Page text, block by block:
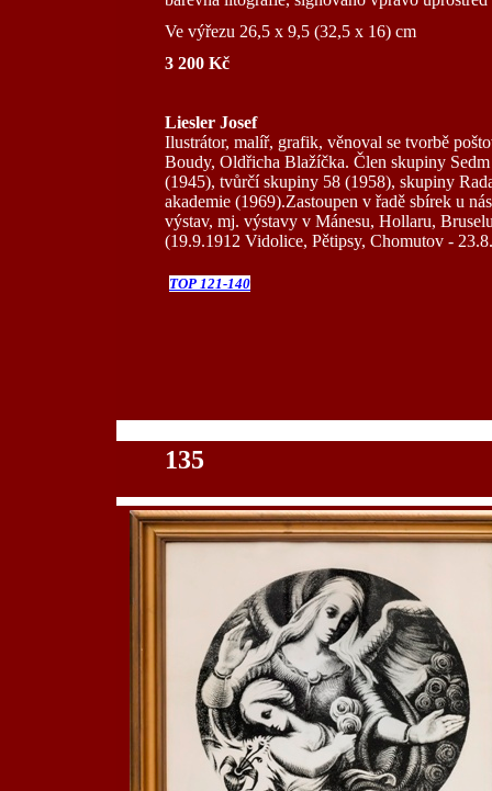
Ve výřezu 26,5 x 9,5 (32,5 x 16) cm
3 200 Kč
Liesler Josef
Ilustrátor, malíř, grafik, věnoval se tvorbě
Boudy, Oldřicha Blažíčka. Člen skupiny
(1945), tvůrčí skupiny 58 (1958), skupiny
akademie (1969).Zastoupen v řadě sbírek u
výstav, mj. výstavy v Mánesu, Hollaru,
(19.9.1912 Vidolice, Pětipsy, Chomutov -
TOP 121-140
135